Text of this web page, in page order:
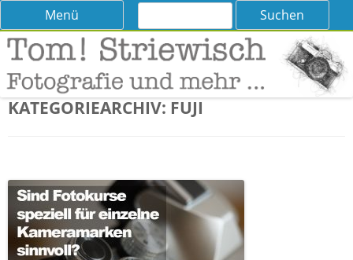
Tom! Striewisch – Fotografieren
lernen
Tipps und Tricks und Meinungen zur Fotografie
Menü
Skip
content
Suchen
KATEGORIEARCHIV: FUJI